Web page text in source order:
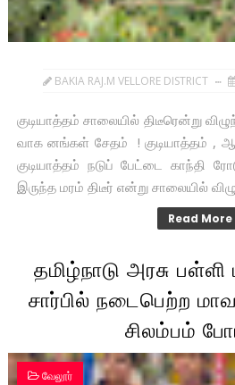
BAKIA RAJ.M VELLORE DISTRICT
குடியாத்தம் சாலையில் திடீரென்று
வாக னங்கள் சேதம் ! குடியாத்தம் ,
குடியாத்தம் நடுப் பேட்டை காந்தி
இருந்த மரம் திடீர் என்று சாலையில்
Read More
தமிழ்நாடு அரசு
சார்பில் நடைபெற்ற
சிலம்பம்
வேலூர்